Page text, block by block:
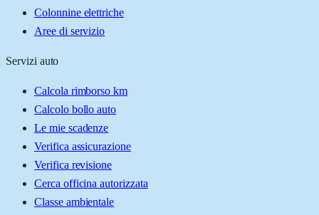
Colonnine elettriche
Aree di servizio
Servizi auto
Calcola rimborso km
Calcolo bollo auto
Le mie scadenze
Verifica assicurazione
Verifica revisione
Cerca officina autorizzata
Classe ambientale